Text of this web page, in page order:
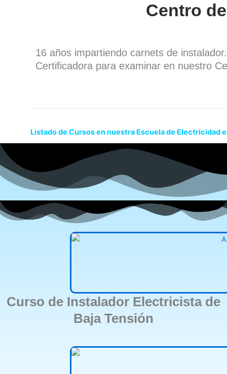
Centro
16 años impartiendo carnets de
Certificadora para examinar en nuestro
Listado de Cursos en nuestra Escuela de Electricidad
Curso de Instalador Electricista de
Baja Tensión